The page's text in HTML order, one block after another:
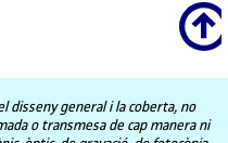
Scroll
disseny general i la coberta, no
o transmesa de cap manera ni